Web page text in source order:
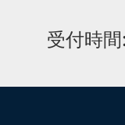
受付時